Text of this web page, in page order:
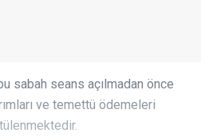
sabah seans açılmadan önce
ve temettü ödemeleri